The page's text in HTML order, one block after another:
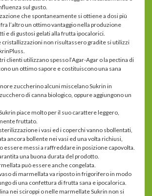
sul gusto.
che spontaneamente si ottiene a dosi più
l’altro un ottimo vantaggio nella produzione
e di gustosi gelati alla frutta ipocalorici.
cristallizzazioni non risultassero gradite si utilizzi
clienti utilizzano spesso l‘Agar-Agar o la pectina di
un ottimo sapore e costituiscono una sana
zuccherino alcuni miscelano Sukrin in
di canna biologico, oppure aggiungono un
piace molto per il suo carattere leggero,
fruttato.
i vasi ed i coperchi vanno sbollentati,
ancora bollente nei vasi ed una volta richiusi,
essere messi a raffreddare in posizione capovolta.
una buona durata del prodotto.
può essere anche congelata.
di marmellata va riposto in frigorifero in modo
di una confettura di frutta sana e ipocalorica.
nei sciroppi o nelle marmellate Sukrin non si